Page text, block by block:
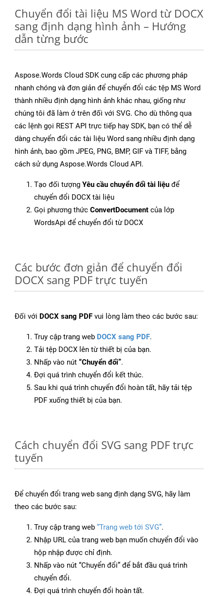
Chuyển đổi tài liệu MS Word từ DOCX
sang định dạng hình ảnh – Hướng
dẫn từng bước
Aspose.Words Cloud SDK cung cấp các phương pháp
nhanh chóng và đơn giản để chuyển đổi các tệp MS Word
thành nhiều định dạng hình ảnh khác nhau, giống như
chúng tôi đã làm ở trên đối với SVG. Cho dù thông qua
các lệnh gọi REST API trực tiếp hay SDK, bạn có thể dễ
dàng chuyển đổi các tài liệu Word sang nhiều định dạng
hình ảnh, bao gồm JPEG, PNG, BMP, GIF và TIFF, bằng
cách sử dụng Aspose.Words Cloud API.
Tạo đối tượng Yêu cầu chuyển đổi tài liệu để
chuyển đổi DOCX tài liệu
Gọi phương thức ConvertDocument của lớp
WordsApi để chuyển đổi từ DOCX
Các bước đơn giản để chuyển đổi
DOCX sang PDF trực tuyến
Đối với DOCX sang PDF vui lòng làm theo các bước sau:
Truy cập trang web DOCX sang PDF.
Tải tệp DOCX lên từ thiết bị của bạn.
Nhấp vào nút “Chuyển đổi”.
Đợi quá trình chuyển đổi kết thúc.
Sau khi quá trình chuyển đổi hoàn tất, hãy tải tệp
PDF xuống thiết bị của bạn.
Cách chuyển đổi SVG sang PDF trực
tuyến
Để chuyển đổi trang web sang định dạng SVG, hãy làm
theo các bước sau:
Truy cập trang web “Trang web tới SVG”.
Nhập URL của trang web bạn muốn chuyển đổi vào
hộp nhập được chỉ định.
Nhấp vào nút “Chuyển đổi” để bắt đầu quá trình
chuyển đổi.
Đợi quá trình chuyển đổi hoàn tất.